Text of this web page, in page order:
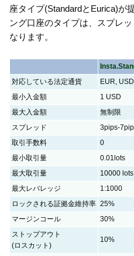
座タイプ(StandardとEurica)が
ング口座のタイプは、スプレ
なります。
対応している法定通貨
EUR, USD
最小入金額
1 USD
最大入金額
無制限
スプレッド
3pips-
取引手数料
0
最小取引量
0.01lots
最大取引量
10000 lots
最大レバレッジ
1:1000
ロックされる証拠金維持率 25%
マージンコール
30%
ストップアウト
(ロスカット)
10%